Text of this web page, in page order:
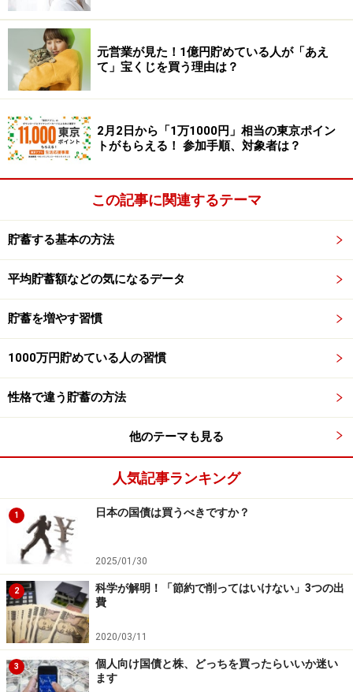
意識したことがない……34.7％
●年収500万 ～750万円未満
思ったより、ゆとりのある家計運営ができた……15.2％
思ったより、家計運営は苦しかった……20.5％
意識したことがない……28.1％
～1000万円未満
思ったような家計運営ができた……43.8％
思ったより、家計運営は苦しかった……10.4％
意識したことがない……37.5％
●年収1000万円
思ったより、家計運営は苦しかった……8.0％★
意識したことがない……40.0％
確かに、年収が上がるにつれて「思ったより、ゆとりの
ある家計運営ができた」が比較的増えている印象があり
ます。
ここで、★印をつけたところに注目してみましょう。
「年収 1000万円以上」では、「思ったより、ゆとりのあ
る家計運営ができた人」をよく見てみると、
に1人の割合と、意外と少ないのです。
また「年収1000万円
元営業が見た！1億円貯めている人が「あえ
て」宝くじを買う理由は？
2月2日から「1万1000円」相当の東京ポイン
トがもらえる！ 参加手順、対象者は？
この記事に関連するテーマ
貯蓄する基本の方法
平均貯蓄額などの気になるデータ
貯蓄を増やす習慣
1000万円貯めている人の習慣
性格で違う貯蓄の方法
他のテーマも見る
人気記事ランキング
1 日本の国債は買うべきですか？
2025/01/30
2
科学が解明！「節約で削ってはいけない」3つの出
費
2020/03/11
3
個人向け国債と株、どっちを買ったらいいか迷い
ます